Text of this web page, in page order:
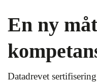
En ny
Datadrevet